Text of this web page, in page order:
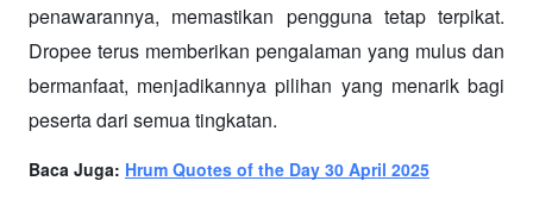
penawarannya, memastikan pengguna tetap terpikat.
Dropee terus memberikan pengalaman yang mulus dan
bermanfaat, menjadikannya pilihan yang menarik bagi
peserta dari semua tingkatan.
Baca Juga: Hrum Quotes of the Day 30 April 2025